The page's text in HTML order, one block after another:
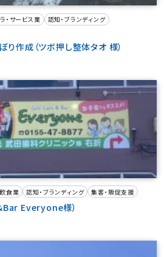
・サービス業
認知・ブランディング
り作成（ツボ押し整体タオ 様）
食業 認知・ブランディング 集客・販促支援
Bar Everyone様）